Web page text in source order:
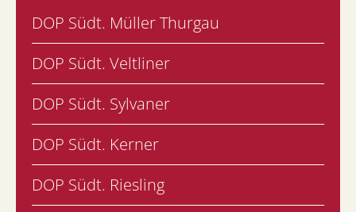
DOP Südt. Müller Thurgau
DOP Südt. Veltliner
DOP Südt. Sylvaner
DOP Südt. Kerner
DOP Südt. Riesling